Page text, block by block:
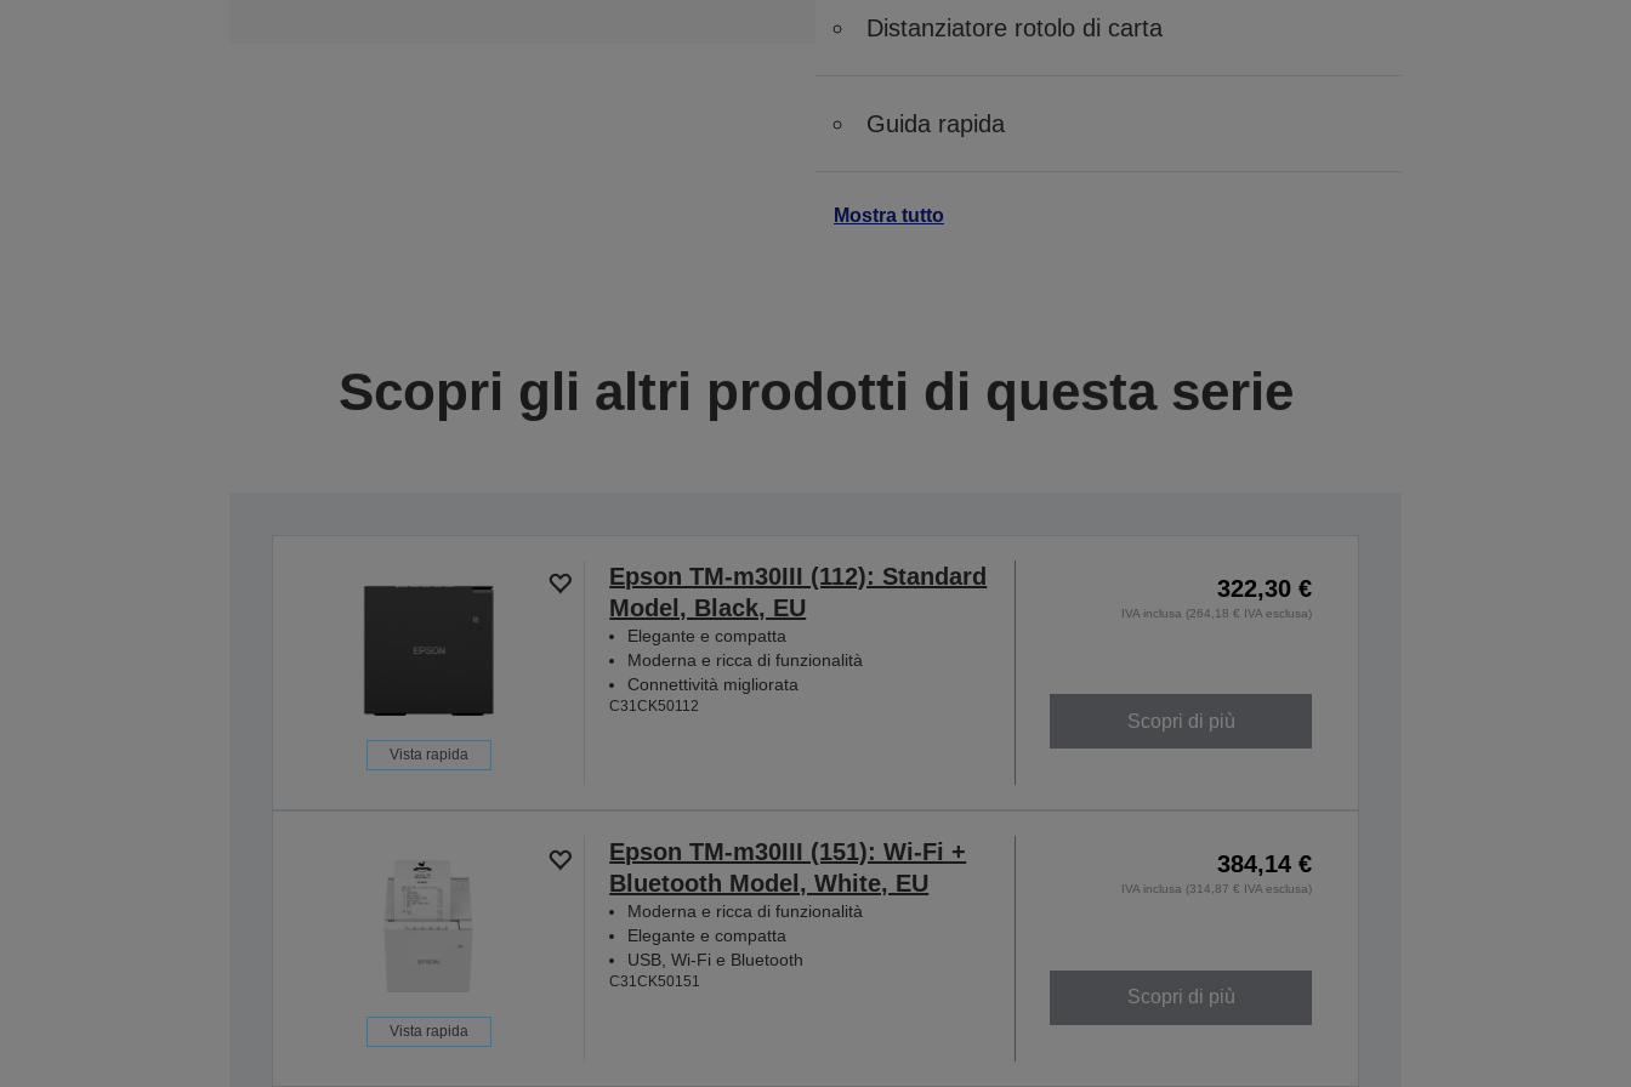
Distanziatore rotolo di carta
Guida rapida
Mostra tutto
Scopri gli altri prodotti di questa serie
Vista rapida
Epson TM-m30III (112): Standard
Model, Black, EU
Elegante e compatta
Moderna e ricca di funzionalità
Connettività migliorata
C31CK50112
322,30 €
IVA inclusa (264,18 € IVA esclusa)
Scopri di più
Vista rapida
Epson TM-m30III (151): Wi-Fi +
Bluetooth Model, White, EU
Moderna e ricca di funzionalità
Elegante e compatta
USB, Wi-Fi e Bluetooth
C31CK50151
384,14 €
IVA inclusa (314,87 € IVA esclusa)
Scopri di più